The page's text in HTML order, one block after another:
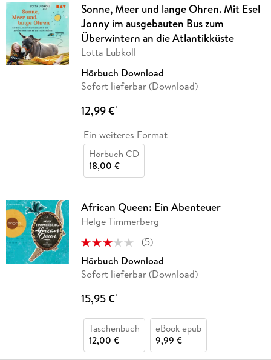
Sonne, Meer und lange Ohren. Mit Esel
Jonny im ausgebauten Bus zum
Überwintern an die Atlantikküste
Lotta Lubkoll
Hörbuch Download
Sofort lieferbar (Download)
12,99 €*
Ein weiteres Format
Hörbuch CD
18,00 €
African Queen: Ein Abenteuer
Helge Timmerberg
(5)
Hörbuch Download
Sofort lieferbar (Download)
15,95 €*
Taschenbuch
12,00 €
eBook epub
9,99 €